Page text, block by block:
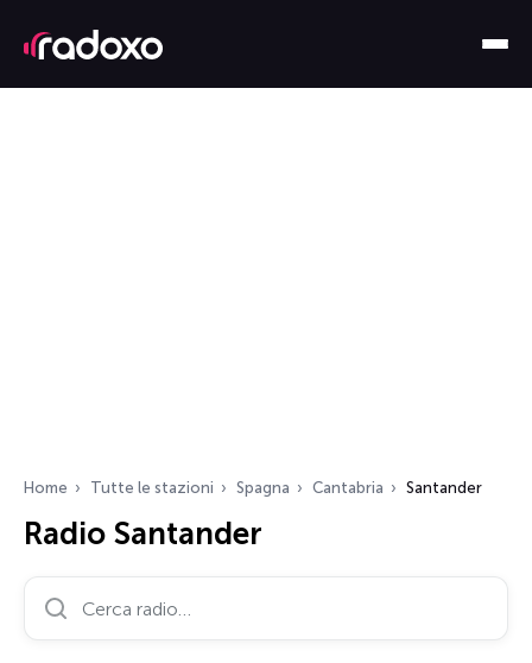
Home Tutte le stazioni Spagna Cantabria Santander
Radio Santander
Cerca radio…